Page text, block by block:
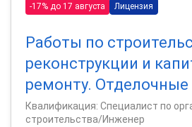
-17% до 17 августа Лицензия
Работы по
реконструкции и
ремонту. Отделочные
Квалификация: Специалист по
строительства/Инженер